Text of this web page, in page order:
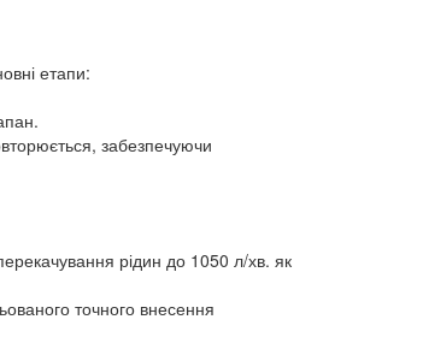
етапи:
забезпечуючи
рідин до 1050 л/хв. як
точного внесення